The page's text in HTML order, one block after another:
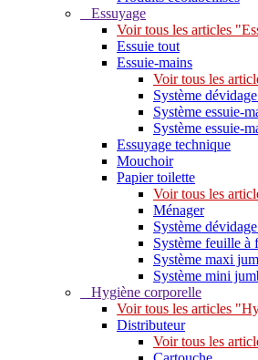
Essuyage
Voir tous les articles
Essuie tout
Essuie-mains
Voir tous les
Système
Système essuie-
Système essuie-
Essuyage technique
Mouchoir
Papier toilette
Voir tous les
Ménager
Système
Système feuille à
Système maxi
Système mini
Hygiène corporelle
Voir tous les articles
Distributeur
Voir tous les